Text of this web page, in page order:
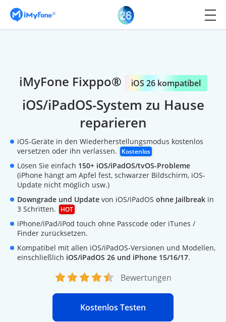
iMyFone Fixppo® iOS 26 kompatibel
iOS/iPadOS-System zu Hause
reparieren
iOS-Geräte in den Wiederherstellungsmodus kostenlos
versetzen oder ihn verlassen.
Kostenlos
Lösen Sie einfach 150+ iOS/iPadOS/tvOS-Probleme
(iPhone hängt am Apfel fest, schwarzer Bildschirm, iOS-
Update nicht möglich usw.)
Downgrade und Update von iOS/iPadOS ohne Jailbreak in
3 Schritten.
HOT
iPhone/iPad/iPod touch ohne Passcode oder iTunes /
Finder zurücksetzen.
Kompatibel mit allen iOS/iPadOS-Versionen und Modellen,
einschließlich iOS/iPadOS 26 und iPhone 15/16/17.
Bewertungen
Kostenlos Testen